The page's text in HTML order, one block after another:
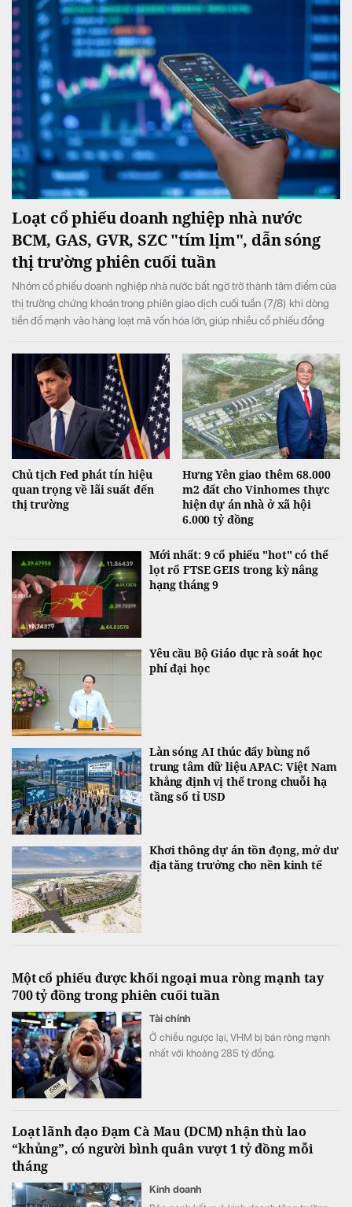
Loạt cổ phiếu doanh nghiệp nhà nước
BCM, GAS, GVR, SZC "tím lịm", dẫn sóng
thị trường phiên cuối tuần
Nhóm cổ phiếu doanh nghiệp nhà nước bất ngờ trở thành tâm điểm của
thị trường chứng khoán trong phiên giao dịch cuối tuần (7/8) khi dòng
tiền đổ mạnh vào hàng loạt mã vốn hóa lớn, giúp nhiều cổ phiếu đồng
trong sắc đỏ.
Chủ tịch Fed phát tín hiệu
quan trọng về lãi suất đến
thị trường
Hưng Yên giao thêm 68.000
m2 đất cho Vinhomes thực
hiện dự án nhà ở xã hội
6.000 tỷ đồng
Mới nhất: 9 cổ phiếu "hot" có thể
lọt rổ FTSE GEIS trong kỳ nâng
hạng tháng 9
Yêu cầu Bộ Giáo dục rà soát học
phí đại học
Làn sóng AI thúc đẩy bùng nổ
trung tâm dữ liệu APAC: Việt Nam
khẳng định vị thế trong chuỗi hạ
tầng số tỉ USD
Khơi thông dự án tồn đọng, mở dư
địa tăng trưởng cho nền kinh tế
Một cổ phiếu được khối ngoại mua ròng mạnh tay
700 tỷ đồng trong phiên cuối tuần
Tài chính
Ở chiều ngược lại, VHM bị bán ròng mạnh
nhất với khoảng 285 tỷ đồng.
Loạt lãnh đạo Đạm Cà Mau (DCM) nhận thù lao
“khủng”, có người bình quân vượt 1 tỷ đồng mỗi
tháng
Kinh doanh